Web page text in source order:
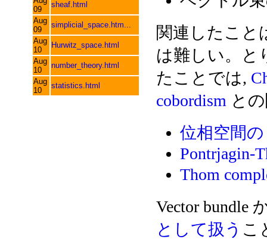
09
sheaf.html
Aug
09
simplicial_space.htm...
Aug
10
Hurwitz_space.html
Aug
10
number_theory.html
Aug
10
statistics.html
関連したこと
は難しい。と
たことでは,
cobordism と
位相空間
Pontrjagin-
Thom
Vector bundle
として扱う こ